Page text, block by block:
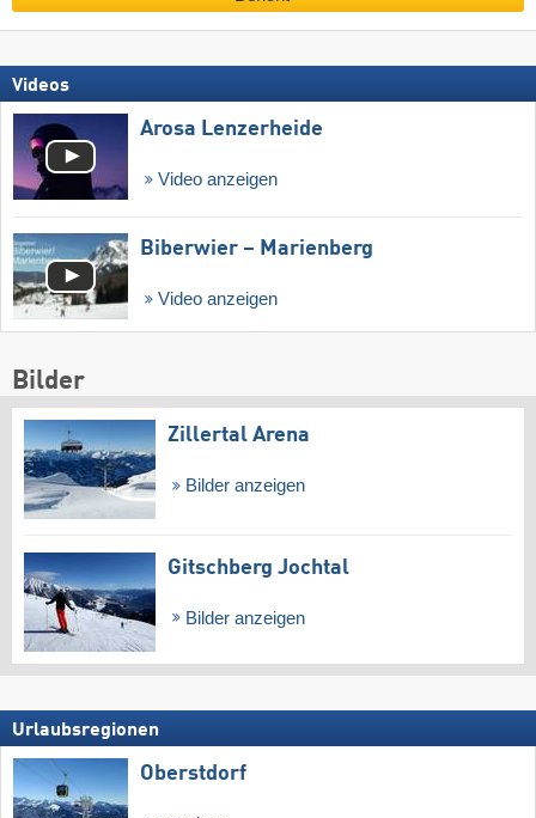
Videos
Arosa Lenzerheide
Video anzeigen
Biberwier – Marienberg
Video anzeigen
Bilder
Zillertal Arena
Bilder anzeigen
Gitschberg Jochtal
Bilder anzeigen
Urlaubsregionen
Oberstdorf